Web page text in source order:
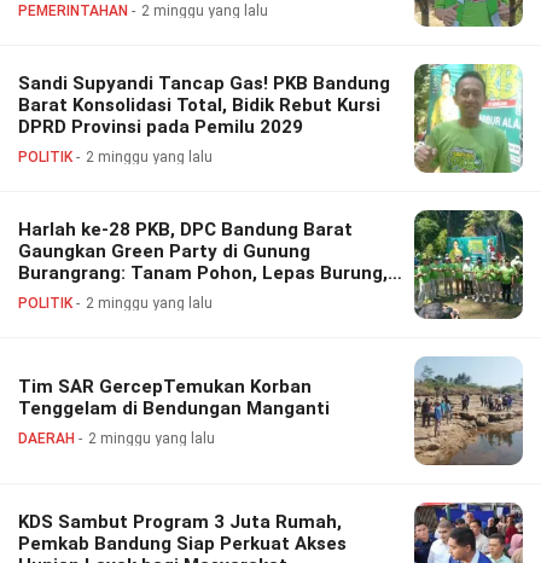
PEMERINTAHAN 2 minggu yang lalu
Sandi Supyandi Tancap Gas! PKB Bandung
Barat Konsolidasi Total, Bidik Rebut Kursi
DPRD Provinsi pada Pemilu 2029
POLITIK 2 minggu yang lalu
Harlah ke-28 PKB, DPC Bandung Barat
Gaungkan Green Party di Gunung
Burangrang: Tanam Pohon, Lepas Burung,
Tebar Benih Ikan hingga Aksi Bersih
POLITIK 2 minggu yang lalu
Tim SAR GercepTemukan Korban
Tenggelam di Bendungan Manganti
DAERAH 2 minggu yang lalu
KDS Sambut Program 3 Juta Rumah,
Pemkab Bandung Siap Perkuat Akses